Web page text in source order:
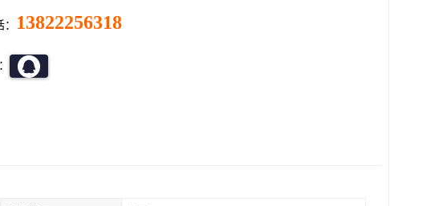
13822256318